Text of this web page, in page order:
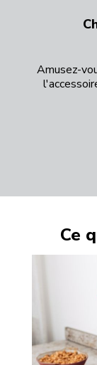
Amusez-
Ce